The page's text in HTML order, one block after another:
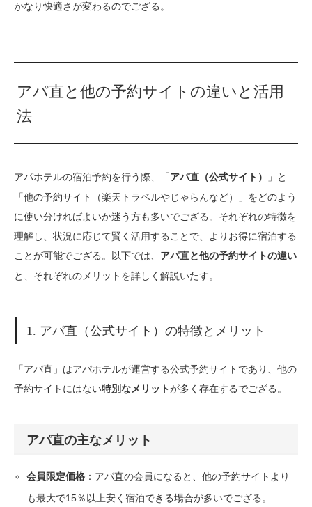
かなり快適さが変わるのでござる。
アパ直と他の予約サイトの違いと活用
法
アパホテルの宿泊予約を行う際、「 アパ直（公式サイト）
」と
「他の予約サイト（楽天トラベルやじゃらんなど）」をどのよう
に使い分ければよいか迷う方も多いでござる。それぞれの特徴を
理解し、状況に応じて賢く活用することで、よりお得に宿泊する
ことが可能でござる。以下では、 アパ直と他の予約サイトの違い
と、それぞれのメリットを詳しく解説いたす。
1. アパ直（公式サイト）の特徴とメリット
「アパ直」はアパホテルが運営する公式予約サイトであり、他の
予約サイトにはない特別なメリットが多く存在するでござる。
アパ直の主なメリット
会員限定価格 ：アパ直の会員になると、他の予約サイトより
も最大で15％以上安く宿泊できる場合が多いでござる。